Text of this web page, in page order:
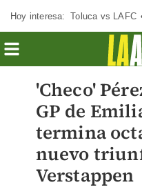
Hoy interesa: Toluca vs LAFC
'Checo'
GP de
termina
nuevo
Verstappen